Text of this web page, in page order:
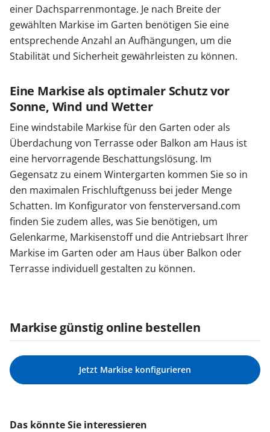
einer Dachsparrenmontage. Je nach Breite der
gewählten Markise im Garten benötigen Sie eine
entsprechende Anzahl an Aufhängungen, um die
Stabilität und Sicherheit gewährleisten zu können.
Eine Markise als optimaler Schutz vor
Sonne, Wind und Wetter
Eine windstabile Markise für den Garten oder als
Überdachung von Terrasse oder Balkon am Haus ist
eine hervorragende Beschattungslösung. Im
Gegensatz zu einem Wintergarten kommen Sie so in
den maximalen Frischluftgenuss bei jeder Menge
Schatten. Im Konfigurator von fensterversand.com
finden Sie zudem alles, was Sie benötigen, um
Gelenkarme, Markisenstoff und die Antriebsart Ihrer
Markise im Garten oder am Haus über Balkon oder
Terrasse individuell gestalten zu können.
Markise günstig online bestellen
Jetzt Markise konfigurieren
Das könnte Sie interessieren